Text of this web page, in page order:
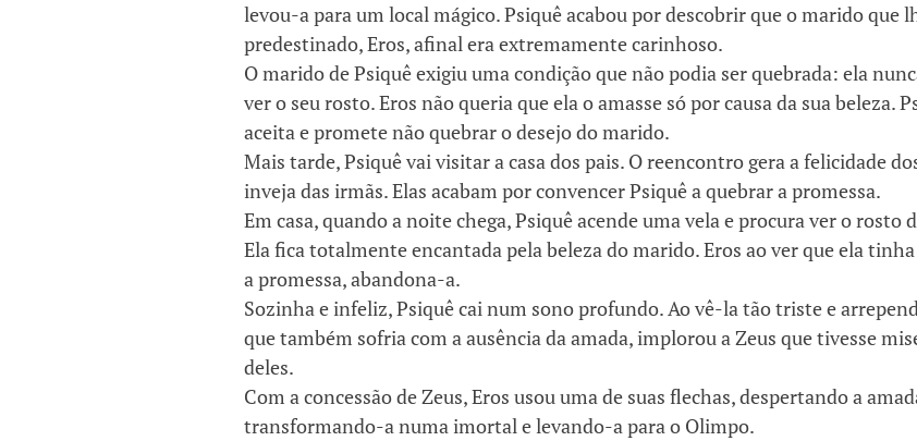
levou-a para um local mágico. Psiquê acabou por descobrir que o marido que
predestinado, Eros, afinal era extremamente carinhoso.
O marido de Psiquê exigiu uma condição que não podia ser quebrada: ela
ver o seu rosto. Eros não queria que ela o amasse só por causa da sua beleza.
aceita e promete não quebrar o desejo do marido.
Mais tarde, Psiquê vai visitar a casa dos pais. O reencontro gera a felicidade
inveja das irmãs. Elas acabam por convencer Psiquê a quebrar a promessa.
Em casa, quando a noite chega, Psiquê acende uma vela e procura ver o rosto
Ela fica totalmente encantada pela beleza do marido. Eros ao ver que ela
a promessa, abandona-a.
Sozinha e infeliz, Psiquê cai num sono profundo. Ao vê-la tão triste e
que também sofria com a ausência da amada, implorou a Zeus que tivesse
deles.
Com a concessão de Zeus, Eros usou uma de suas flechas, despertando a
transformando-a numa imortal e levando-a para o Olimpo.